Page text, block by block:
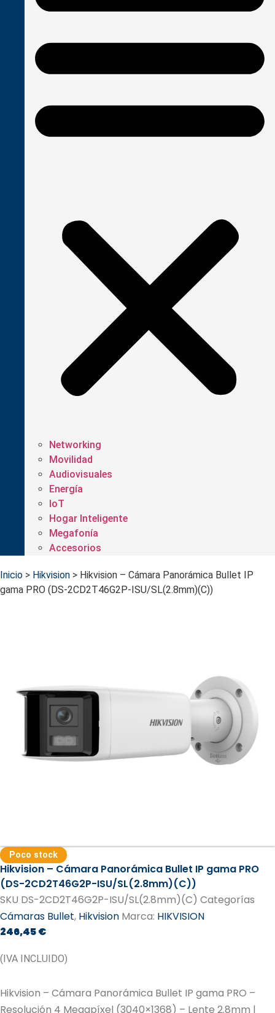
Networking
Movilidad
Audiovisuales
Energía
IoT
Hogar Inteligente
Megafonía
Accesorios
Inicio > Hikvision > Hikvision – Cámara Panorámica Bullet IP
gama PRO (DS-2CD2T46G2P-ISU/SL(2.8mm)(C))
Poco stock
Hikvision – Cámara Panorámica Bullet IP gama PRO
(DS-2CD2T46G2P-ISU/SL(2.8mm)(C))
SKU DS-2CD2T46G2P-ISU/SL(2.8mm)(C) Categorías
Cámaras Bullet, Hikvision Marca: HIKVISION
246,45€
(IVA INCLUIDO)
Hikvision – Cámara Panorámica Bullet IP gama PRO –
Resolución 4 Megapíxel (3040×1368) – Lente 2.8mm |